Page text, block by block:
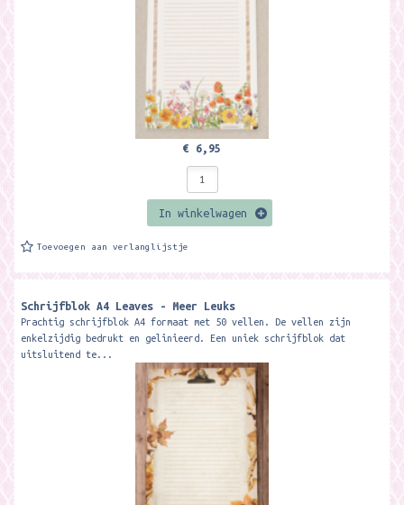
€ 6,95
In winkelwagen
Toevoegen aan verlanglijstje
Schrijfblok A4 Leaves - Meer Leuks
Prachtig schrijfblok A4 formaat met 50 vellen. De vellen zijn
enkelzijdig bedrukt en gelinieerd. Een uniek schrijfblok dat
uitsluitend te...